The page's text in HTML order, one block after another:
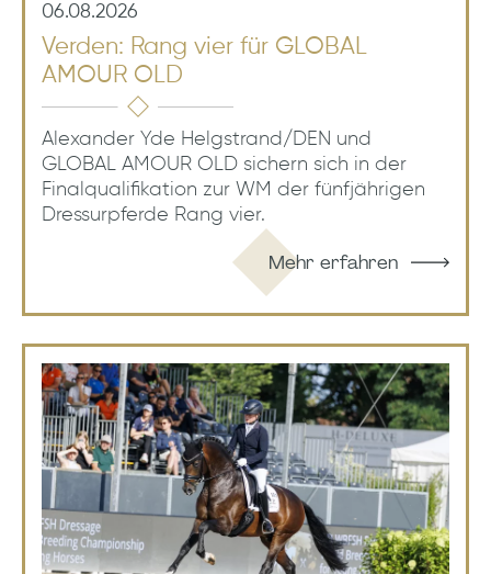
06.08.2026
Verden: Rang vier für GLOBAL
AMOUR OLD
Alexander Yde Helgstrand/DEN und
GLOBAL AMOUR OLD sichern sich in der
Finalqualifikation zur WM der fünfjährigen
Dressurpferde Rang vier.
Mehr erfahren